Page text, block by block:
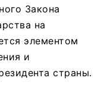
Закона
на
элементом
и
страны.